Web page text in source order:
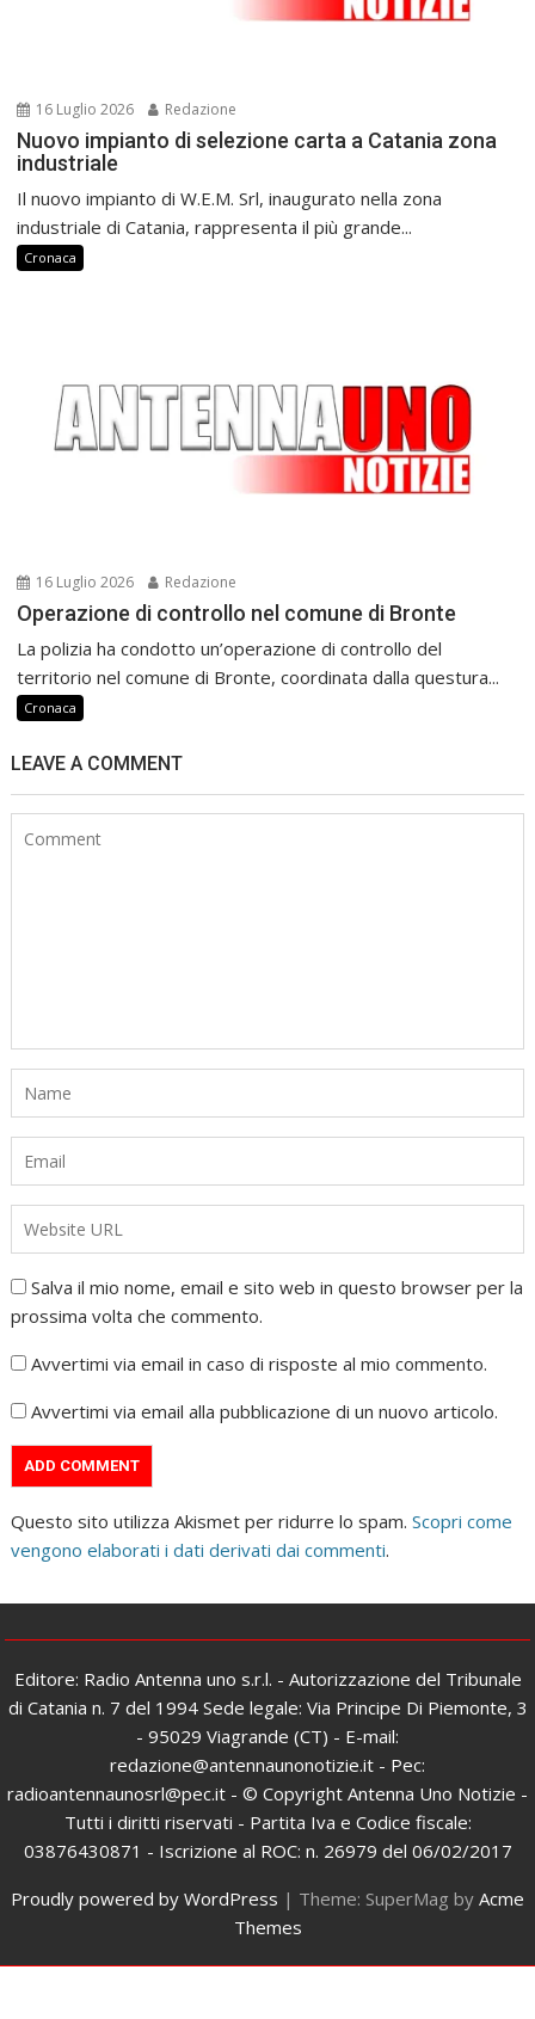
16 Luglio 2026 Redazione
Nuovo impianto di selezione carta a Catania zona
industriale
Il nuovo impianto di W.E.M. Srl, inaugurato nella zona
industriale di Catania, rappresenta il più grande...
Cronaca
16 Luglio 2026 Redazione
Operazione di controllo nel comune di Bronte
La polizia ha condotto un’operazione di controllo del
territorio nel comune di Bronte, coordinata dalla questura...
Cronaca
LEAVE A COMMENT
Salva il mio nome, email e sito web in questo browser per la
prossima volta che commento.
Avvertimi via email in caso di risposte al mio commento.
Avvertimi via email alla pubblicazione di un nuovo articolo.
Questo sito utilizza Akismet per ridurre lo spam.Scopri come
vengono elaborati i dati derivati dai commenti.
Editore: Radio Antenna uno s.r.l. - Autorizzazione del Tribunale
di Catania n. 7 del 1994 Sede legale: Via Principe Di Piemonte, 3
- 95029 Viagrande (CT) - E-mail:
redazione@antennaunonotizie.it - Pec:
radioantennaunosrl@pec.it - © Copyright Antenna Uno Notizie -
Tutti i diritti riservati - Partita Iva e Codice fiscale:
03876430871 - Iscrizione al ROC: n. 26979 del 06/02/2017
Proudly powered by WordPress | Theme: SuperMag by Acme
Themes